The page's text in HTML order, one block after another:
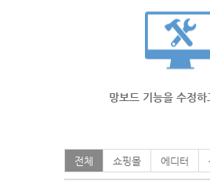
망보드 기능을 수정하
전체 쇼핑몰 에디터